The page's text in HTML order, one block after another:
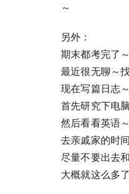
～
另外：
期末都考完了
最近很无聊～
现在写篇日志
首先研究下电
然后看看英语
去亲戚家的时
尽量不要出去
大概就这么多